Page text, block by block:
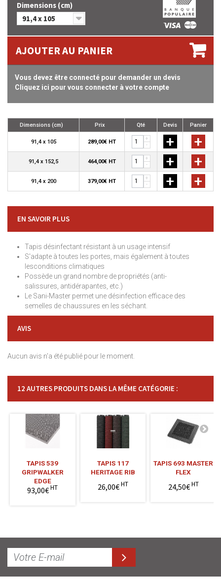
Dimensions (cm)
91,4 x 105
AJOUTER AU PANIER
Vous devez être connecté pour demander un devis
Cliquez ici pour vous connecter à votre compte
Dimensions (cm) Prix Qté Devis Panier
91,4 x 105 289,00€ HT
+
-
+ +
91,4 x 152,5 464,00€ HT
+
-
+ +
91,4 x 200 379,00€ HT
+
-
+ +
EN SAVOIR PLUS
Tapis désinfectant résistant à un usage intensif
S'adapte à toutes les portes, mais également à toutes
lesconditions climatiques
Possède un grand nombre de propriétés (anti-
salissures, antidérapantes, etc.)
Le Sani-Master permet une désinfection efficace des
semelles de chaussures en les séchant.
AVIS
Aucun avis n'a été publié pour le moment.
12 AUTRES PRODUITS DANS LA MÊME CATÉGORIE :
TAPIS 539
GRIPWALKER
EDGE
93,00€HT
TAPIS 117
HERITAGE RIB
26,00€HT
TAPIS 693 MASTER
FLEX
24,50€HT